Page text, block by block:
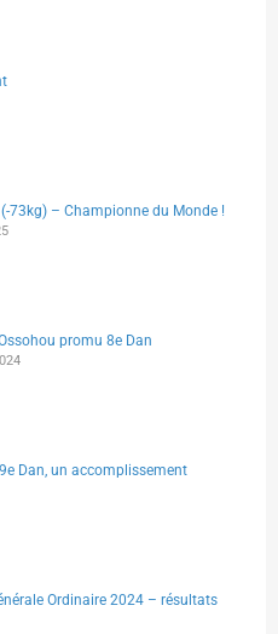
73kg) – Championne du Monde !
promu 8e Dan
Dan, un accomplissement
Ordinaire 2024 – résultats